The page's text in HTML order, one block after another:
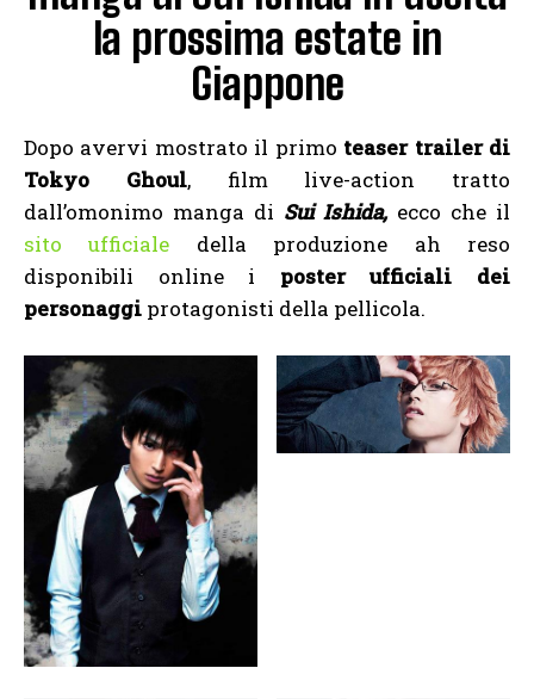
la prossima estate in
Giappone
Dopo avervi mostrato il primo teaser trailer di
Tokyo Ghoul, film live-action tratto
dall’omonimo manga di Sui Ishida, ecco che il
sito ufficiale della produzione ah reso
disponibili online i poster ufficiali dei
personaggi protagonisti della pellicola.